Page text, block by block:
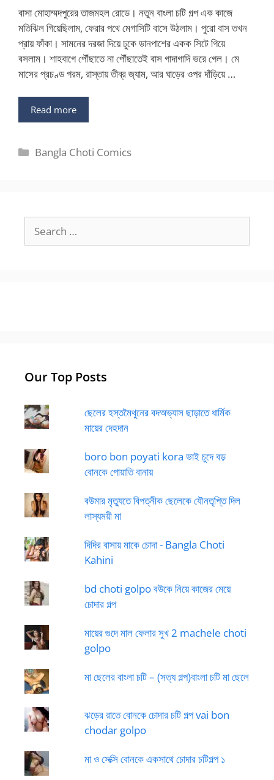
বাসা মোহাম্মদপুরের তাজমহল রোডে। নতুন বাংলা চটি গল্প এক কাজে
মতিঝিল গিয়েছিলাম, ফেরার পথে মেগাসিটি বাসে উঠলাম। পুরো বাস তখন
প্রায় ফাঁকা। সামনের দরজা দিয়ে ঢুকে ডানপাশের একক সিটে গিয়ে
বসলাম। শাহবাগে পৌঁছাতে না পৌঁছাতেই বাস গাদাগাদি ভরে গেল। মে
মাসের প্রচণ্ড গরম, রাস্তায় তীব্র জ্যাম, আর ঘাড়ের ওপর দাঁড়িয়ে …
Read more
Categories
Bangla Choti Comics
for:
Our Top Posts
ছেলের হস্তমৈথুনের বদঅভ্যাস ছাড়াতে ধার্মিক
মায়ের দেহদান
boro bon poyati kora ভাই চুদে বড়
বোনকে পোয়াতি বানায়
বউমার মৃত্যুতে বিপত্নীক ছেলেকে যৌনতৃপ্তি দিল
লাস্যময়ী মা
দিদির বাসায় মাকে চোদা - Bangla Choti
Kahini
bd choti golpo বউকে নিয়ে কাজের মেয়ে
চোদার গল্প
মায়ের গুদে মাল ফেলার সুখ 2 machele choti
golpo
মা ছেলের বাংলা চটি – (সত্য গল্প)বাংলা চটি মা ছেলে
ঝড়ের রাতে বোনকে চোদার চটি গল্প vai bon
chodar golpo
মা ও সেক্সি বোনকে একসাথে চোদার চটিগল্প ১